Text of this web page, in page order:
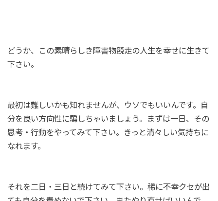
どうか、この素晴らしき障害物競走の人生を幸せに生きて
下さい。
最初は難しいかも知れませんが、ウソでもいいんです。自
分を良い方向性に騙しちゃいましょう。まずは一日、その
思考・行動をやってみて下さい。きっと清々しい気持ちに
なれます。
それを二日・三日と続けてみて下さい。稀に不幸クセが出